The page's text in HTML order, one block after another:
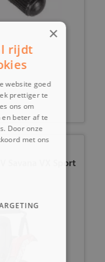
Savana VX Sport
×
rijdt
website goed
prettiger te
ons om
beter af te
Door onze
met ons